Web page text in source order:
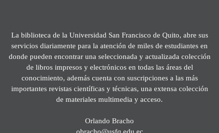
La biblioteca de la Universidad San Francisco de Quito, abre sus
servicios diariamente para la atención de miles de estudiantes en
donde pueden encontrar una seleccionada y actualizada colección
de libros impresos y electrónicos en todas las áreas del
conocimiento, además cuenta con suscripciones a las más
importantes revistas científicas y técnicas, una extensa colección
de materiales multimedia y acceso.
Orlando Bracho
obracho@usfq.edu.ec